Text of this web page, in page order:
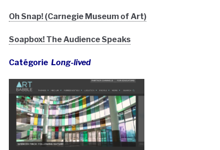
Oh Snap! (Carnegie Museum of Art)
Soapbox! The Audience Speaks
Catégorie Long-lived